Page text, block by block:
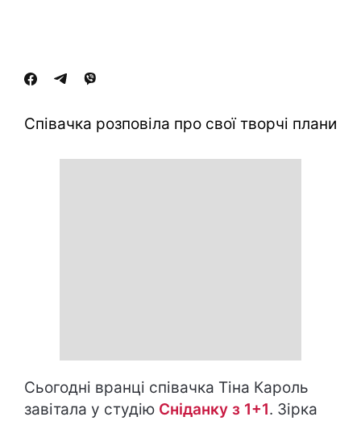
Співачка розповіла про свої творчі плани
Сьогодні вранці співачка Тіна Кароль
завітала у студію Сніданку з 1+1. Зірка